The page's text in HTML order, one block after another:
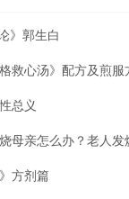
》郭生白
救心汤》配方及煎服
总义
母亲怎么办？老人发
方剂篇